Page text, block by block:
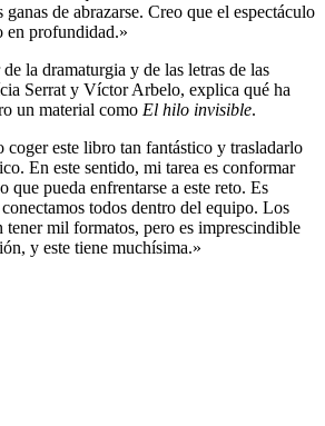
de abrazarse. Creo que el espectáculo
en profundidad.»
la dramaturgia y de las letras de las
Serrat y Víctor Arbelo, explica qué ha
un material como El hilo invisible.
coger este libro tan fantástico y trasladarlo
En este sentido, mi tarea es conformar
que pueda enfrentarse a este reto. Es
todos dentro del equipo. Los
tener mil formatos, pero es imprescindible
y este tiene muchísima.»